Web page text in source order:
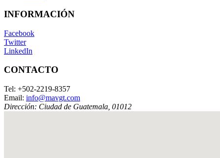
INFORMACIÓN
Facebook
Twitter
LinkedIn
CONTACTO
Tel: +502-2219-8357
Email: info@mavgt.com
Dirección: Ciudad de Guatemala 01012